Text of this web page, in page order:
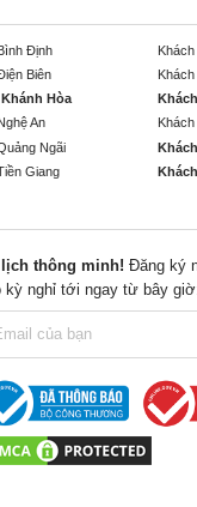
Định
Biên
Hòa
An
Ngãi
Giang
lịch thông minh! Đăng ký
kỳ nghỉ tới ngay từ bây